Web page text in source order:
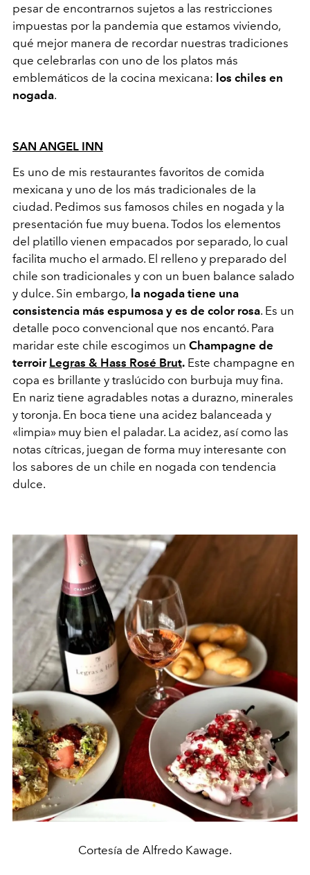
pesar de encontrarnos sujetos a las restricciones
impuestas por la pandemia que estamos viviendo,
qué mejor manera de recordar nuestras tradiciones
que celebrarlas con uno de los platos más
emblemáticos de la cocina mexicana: los chiles en
nogada.
SAN ANGEL INN
Es uno de mis restaurantes favoritos de comida
mexicana y uno de los más tradicionales de la
ciudad. Pedimos sus famosos chiles en nogada y la
presentación fue muy buena. Todos los elementos
del platillo vienen empacados por separado, lo cual
facilita mucho el armado. El relleno y preparado del
chile son tradicionales y con un buen balance salado
y dulce. Sin embargo, la nogada tiene una
consistencia más espumosa y es de color rosa. Es un
detalle poco convencional que nos encantó. Para
maridar este chile escogimos un Champagne de
terroir Legras & Hass Rosé Brut. Este champagne en
copa es brillante y traslúcido con burbuja muy fina.
En nariz tiene agradables notas a durazno, minerales
y toronja. En boca tiene una acidez balanceada y
«limpia» muy bien el paladar. La acidez, así como las
notas cítricas, juegan de forma muy interesante con
los sabores de un chile en nogada con tendencia
dulce.
Cortesía de Alfredo Kawage.